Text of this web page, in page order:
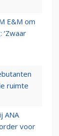
E&M om
ruimte
ANA
voor